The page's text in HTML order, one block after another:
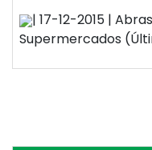
| 17-12-2015 |
Supermercados